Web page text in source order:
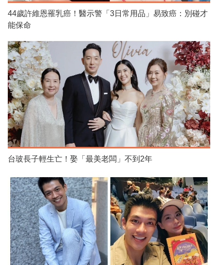
44歲許維恩罹乳癌！醫示警「3日常用品」易致癌：別碰才
能保命
台玻長子輕生亡！娶「最美老闆」不到2年